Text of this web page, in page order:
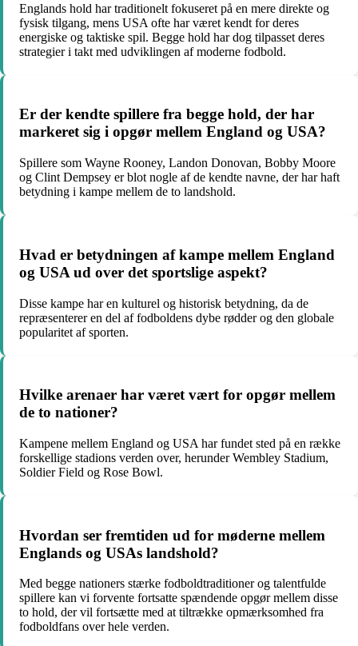
Englands hold har traditionelt fokuseret på en mere direkte og
fysisk tilgang, mens USA ofte har været kendt for deres
energiske og taktiske spil. Begge hold har dog tilpasset deres
strategier i takt med udviklingen af moderne fodbold.
Er der kendte spillere fra begge hold, der har
markeret sig i opgør mellem England og USA?
Spillere som Wayne Rooney, Landon Donovan, Bobby Moore
og Clint Dempsey er blot nogle af de kendte navne, der har haft
betydning i kampe mellem de to landshold.
Hvad er betydningen af kampe mellem England
og USA ud over det sportslige aspekt?
Disse kampe har en kulturel og historisk betydning, da de
repræsenterer en del af fodboldens dybe rødder og den globale
popularitet af sporten.
Hvilke arenaer har været vært for opgør mellem
de to nationer?
Kampene mellem England og USA har fundet sted på en række
forskellige stadions verden over, herunder Wembley Stadium,
Soldier Field og Rose Bowl.
Hvordan ser fremtiden ud for møderne mellem
Englands og USAs landshold?
Med begge nationers stærke fodboldtraditioner og talentfulde
spillere kan vi forvente fortsatte spændende opgør mellem disse
to hold, der vil fortsætte med at tiltrække opmærksomhed fra
fodboldfans over hele verden.